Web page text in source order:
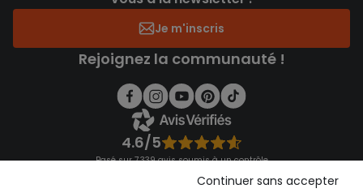
Je m'inscris
Rejoignez la communauté !
4.6/5
Basé sur 7 339 avis soumis à un contrôle
Consulter les CGUContinuer sans accepter